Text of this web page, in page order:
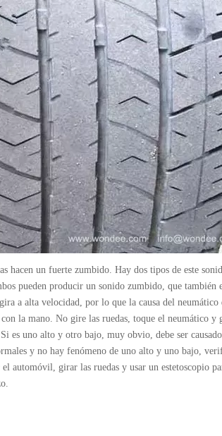
hacen un fuerte zumbido. Hay dos tipos de este
pueden producir un sonido zumbido, que
a alta velocidad, por lo que la causa del
la mano. No gire las ruedas, toque el neumático
es uno alto y otro bajo, muy obvio, debe ser
y no hay fenómeno de uno alto y uno bajo,
automóvil, girar las ruedas y usar un estetoscopio